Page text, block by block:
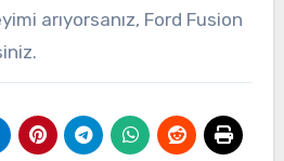
arıyorsanız, Ford Fusion